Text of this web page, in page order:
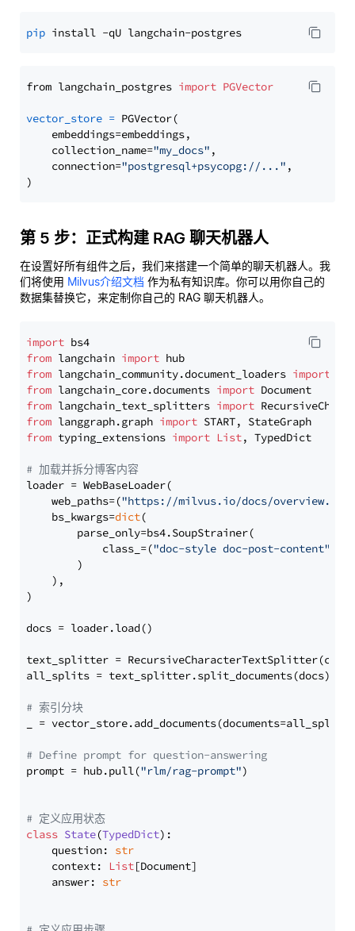
pip
from langchain_postgres import PGVector
vector_store = PGVector(
    embeddings=embeddings,
    collection_name=
"my_docs" ,
    connection=
"postgresql+psycopg://..." ,
第 5 步：正式构建 RAG 聊天机器人
在设置好所有组件之后，我们来搭建一个简单的聊天机器人。我
们将使用 Milvus介绍文档 作为私有知识库。你可以用你自己的
数据集替换它，来定制你自己的 RAG 聊天机器人。
import
from langchain import
from langchain_community.document_loaders import
from langchain_core.documents import
from langchain_text_splitters import
from langgraph.graph import
from typing_extensions import List, TypedDict
# 加载并拆分博客内容
loader = WebBaseLoader(
    web_paths=(
"https://milvus.io/docs/overview.md"
    bs_kwargs=
dict(
        parse_only=bs4.SoupStrainer(
            class_=(
"doc-style doc-post-content"
        )
    ),
)
docs = loader.load()
text_splitter =
all_splits = text_splitter.split_documents(docs)
# 索引分块
_ = vector_store.add_documents(documents=all_splits)
# Define prompt for question-answering
prompt = hub.pull("rlm/rag-prompt")
# 定义应用状态
class State(TypedDict):
    question:
str
    context:
List[Document]
    answer:
str